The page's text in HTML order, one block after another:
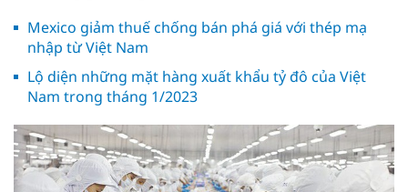
Mexico giảm thuế chống bán phá giá với thép mạ
nhập từ Việt Nam
Lộ diện những mặt hàng xuất khẩu tỷ đô của Việt
Nam trong tháng 1/2023